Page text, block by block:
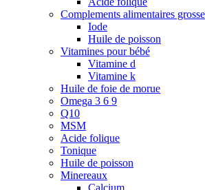
Complements alimentaires
Iode
Huile de poisson
Vitamines pour bébé
Vitamine d
Vitamine k
Huile de foie de morue
Omega 3 6 9
Q10
MSM
Acide folique
Tonique
Huile de poisson
Minereaux
Calcium